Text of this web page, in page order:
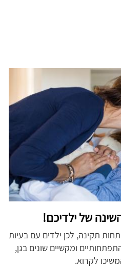
של ילדיכם!
תקינה, לכן ילדים עם בעיות
ומקשיים שונים בגן,
לקרוא.